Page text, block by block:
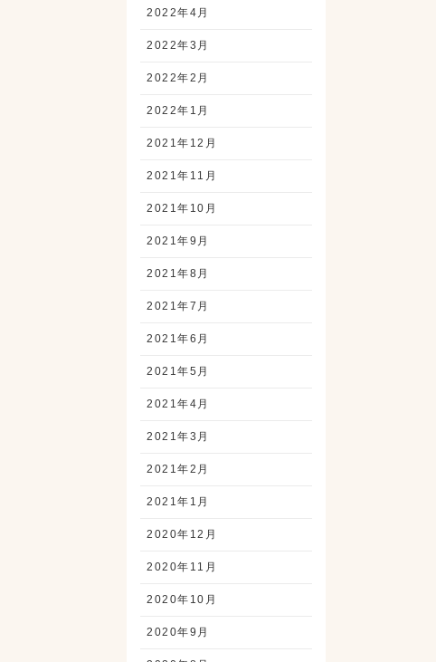
2022年4月
2022年3月
2022年2月
2022年1月
2021年12月
2021年11月
2021年10月
2021年9月
2021年8月
2021年7月
2021年6月
2021年5月
2021年4月
2021年3月
2021年2月
2021年1月
2020年12月
2020年11月
2020年10月
2020年9月